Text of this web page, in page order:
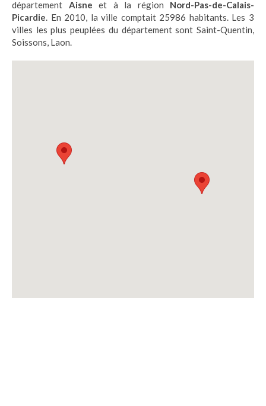
département Aisne et à la région Nord-Pas-de-Calais-
Picardie. En 2010, la ville comptait 25986 habitants. Les 3
villes les plus peuplées du département sont Saint-Quentin,
Soissons, Laon.